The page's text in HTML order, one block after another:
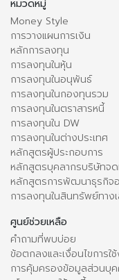
หมวดหมู่
Money Style
การวางแผนการเงิน
หลักการลงทุน
การลงทุนในหุ้น
การลงทุนในอนุพันธ์
การลงทุนในกองทุนรวม
การลงทุนในตราสารหนี้
การลงทุนใน DW
การลงทุนในต่างประเทศ
หลักสูตรผู้ประกอบการ
หลักสูตรบุคลากรบริษัทจด
หลักสูตรการพัฒนาธุรกิจ
การลงทุนในสินทรัพย์ทาง
ศูนย์ช่วยเหลือ
คำถามที่พบบ่อย
ข้อตกลงและเงื่อนไขการใ
การคุ้มครองข้อมูลส่วนบุ